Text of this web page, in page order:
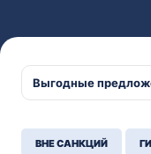
ВНЕ САНКЦИЙ